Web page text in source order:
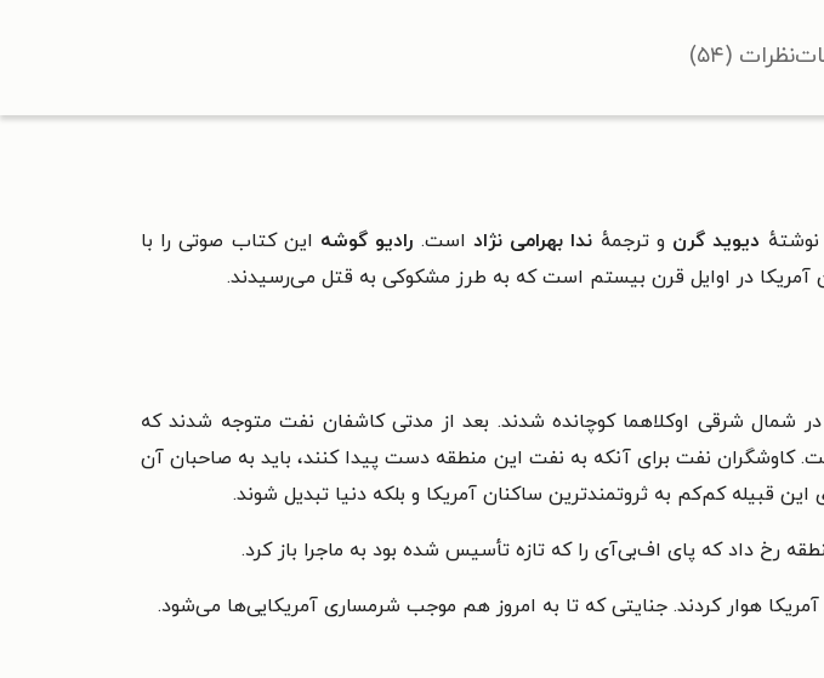
نظرات (۵۴)
نوشتهٔ دیوید گرن و ترجمهٔ ندا بهرامی نژاد است. رادیو گوشه این کتاب صوتی را با
آمریکا در اوایل قرن بیستم است که به طرز مشکوکی به قتل می‌رسیدند.
در شمال شرقی اوکلاهما کوچانده شدند. بعد از مدتی کاشفان نفت متوجه شدند که
کاوشگران نفت برای آنکه به نفت این منطقه دست پیدا کنند، باید به صاحبان آن
قبیله کم‌کم به ثروتمندترین ساکنان آمریکا و بلکه دنیا تبدیل شوند.
‌داد که پای اف‌بی‌آی را که تازه تأسیس شده بود به ماجرا باز کرد.
هوار کردند. جنایتی که تا به امروز هم موجب شرمساری آمریکایی‌ها می‌شود.